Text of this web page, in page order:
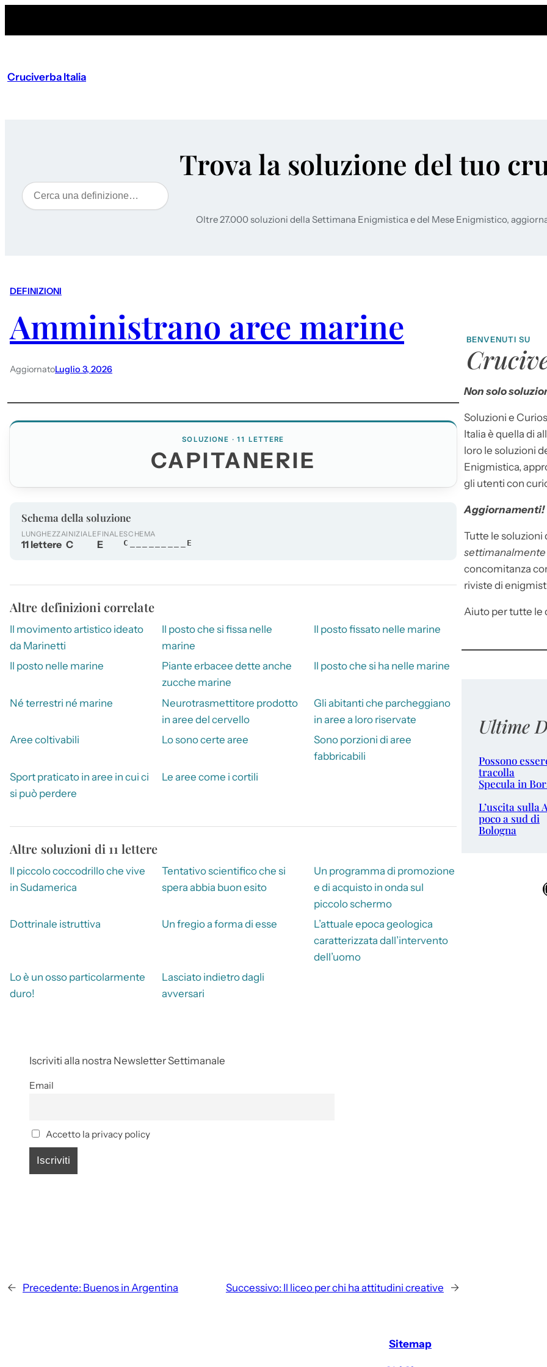
Cruciverba Italia
Trova la soluzione del tuo
Cerca
Oltre 27.000 soluzioni della Settimana Enigmistica e del Mese Enigmistico,
DEFINIZIONI
Amministrano aree marine
AggiornatoLuglio 3, 2026
SOLUZIONE · 11 LETTERE
CAPITANERIE
Schema della soluzione
LUNGHEZZA
11 lettere
INIZIALE
C
FINALE
E
SCHEMA
C_________E
Altre definizioni correlate
Il movimento artistico ideato
da Marinetti
Il posto che si fissa nelle
marine
Il posto fissato nelle marine
Il posto nelle marine
Piante erbacee dette anche
zucche marine
Il posto che si ha nelle marine
Né terrestri né marine
Neurotrasmettitore prodotto
in aree del cervello
Gli abitanti che parcheggiano
in aree a loro riservate
Aree coltivabili
Lo sono certe aree
Sono porzioni di aree
fabbricabili
Sport praticato in aree in cui ci
si può perdere
Le aree come i cortili
Altre soluzioni di 11 lettere
Il piccolo coccodrillo che vive
in Sudamerica
Tentativo scientifico che si
spera abbia buon esito
Un programma di promozione
e di acquisto in onda sul
piccolo schermo
Dottrinale istruttiva
Un fregio a forma di esse
L’attuale epoca geologica
caratterizzata dall’intervento
dell’uomo
Lo è un osso particolarmente
duro!
Lasciato indietro dagli
avversari
Iscriviti alla nostra Newsletter Settimanale
Email
Accetto la privacy policy
← Precedente: Buenos in Argentina Successivo: Il liceo per chi ha attitudini creative →
BENVENUTI SU
Non solo
Soluzioni e
Italia è quella di
loro le soluzioni
Enigmistica,
gli utenti con
Aggiornamenti!
Tutte le soluzioni
settimanalmente
concomitanza
riviste di
Aiuto per tutte le
Ultime
Possono
tracolla
Specula in
L’uscita sulla
poco a sud di
Bologna
Sitemap